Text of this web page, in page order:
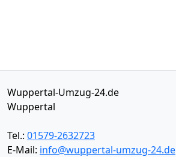
Wuppertal-Umzug-24.de
Wuppertal
Tel.: 01579-2632723
E-Mail: info@wuppertal-umzug-24.de